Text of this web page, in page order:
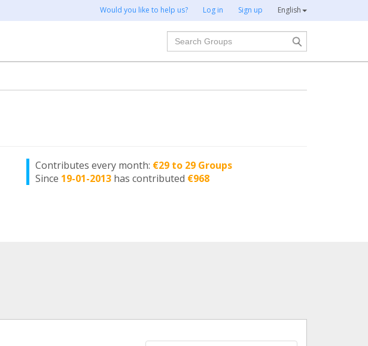
Would you like to help us? Log in Sign up English
Search
Contributes every month: €29 to 29 Groups
Since 19-01-2013 has contributed €968